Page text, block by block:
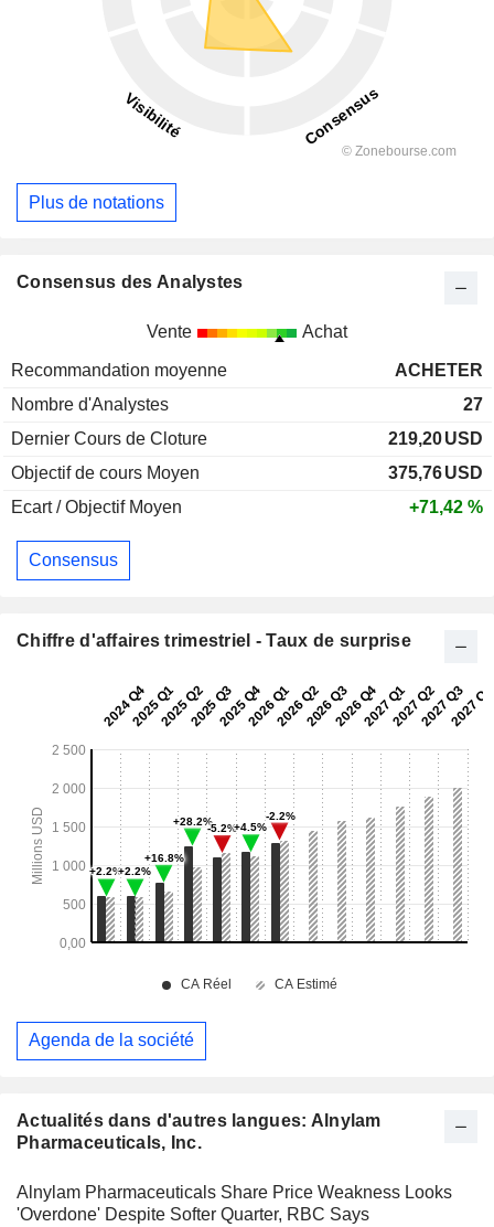
Actualités dans d'autres langues: Alnylam
Pharmaceuticals, Inc.
Alnylam Pharmaceuticals Share Price Weakness Looks
'Overdone' Despite Softer Quarter, RBC Says
Plus de notations
Consensus des Analystes
Vente Achat
Recommandation moyenne
ACHETER
Nombre d'Analystes
27
Dernier Cours de Cloture
219,20USD
Objectif de cours Moyen
375,76USD
Ecart / Objectif Moyen
+71,42 %
Consensus
Chiffre d'affaires trimestriel - Taux de surprise
Agenda de la société